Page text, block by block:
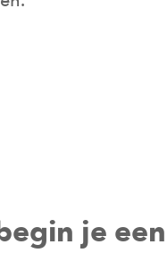
je